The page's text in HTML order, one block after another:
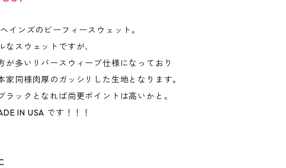
インズのビーフィースウェット。
なスウェットですが、
が多いリバースウィーブ仕様になっており
家同様肉厚のガッシリした生地となります。
ラックとなれば尚更ポイントは高いかと。
IN USA です！！！